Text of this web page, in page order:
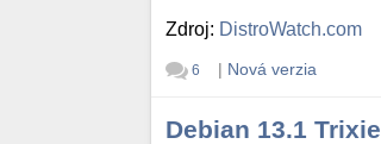
Zdroj: DistroWatch.com
6 | Nová verzia
Debian 13.1 Trixie